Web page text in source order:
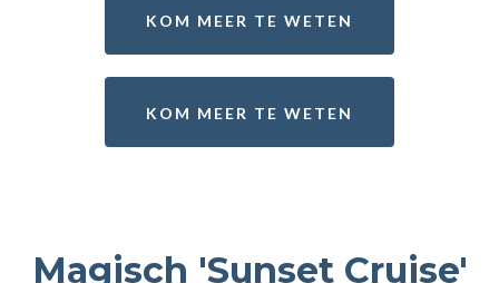
KOM MEER TE WETEN
KOM MEER TE WETEN
Magisch 'Sunset Cruise'